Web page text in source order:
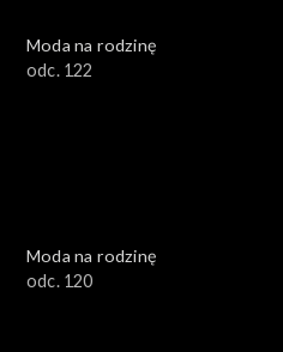
Moda na rodzinę
odc. 122
Moda na rodzinę
odc. 120